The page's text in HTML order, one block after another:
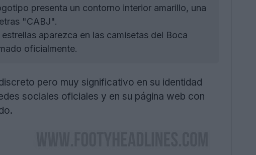
presenta un contorno interior amarillo, una
"CABJ".
aparezca en las camisetas del Boca
oficialmente.
pero muy significativo en su identidad
sociales oficiales y en su página web con